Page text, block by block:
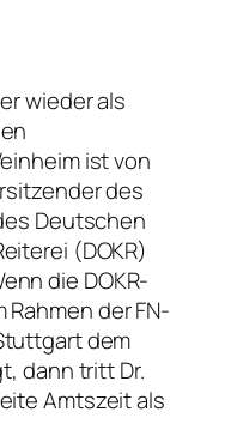
wieder als
ist von
des
Deutschen
(DOKR)
die DOKR-
der FN-
dem
dann tritt Dr.
Amtszeit als